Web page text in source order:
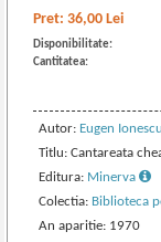
Pret:36,00 Lei
Disponibilitate:
Cantitatea:
Autor: Eugen
Titlu: Cantareata
Editura: Minerva
Colectia: Biblioteca
An aparitie: 1970